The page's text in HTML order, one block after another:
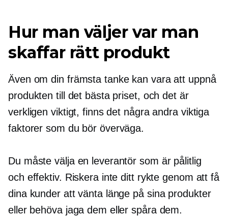
Hur man väljer var man
skaffar rätt produkt
Även om din främsta tanke kan vara att uppnå
produkten till det bästa priset, och det är
verkligen viktigt, finns det några andra viktiga
faktorer som du bör överväga.
Du måste välja en leverantör som är pålitlig
och effektiv. Riskera inte ditt rykte genom att få
dina kunder att vänta länge på sina produkter
eller behöva jaga dem eller spåra dem.